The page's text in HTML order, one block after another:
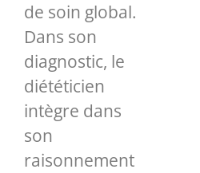
de soin global.
Dans son
diagnostic, le
diététicien
intègre dans
son
raisonnement